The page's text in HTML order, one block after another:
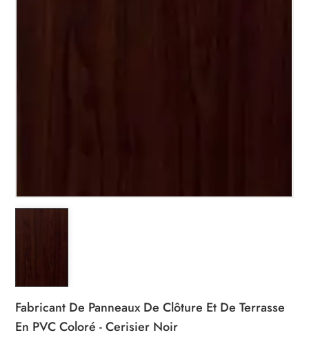
Fabricant De Panneaux De Clôture Et De Terrasse
En PVC Coloré - Cerisier Noir